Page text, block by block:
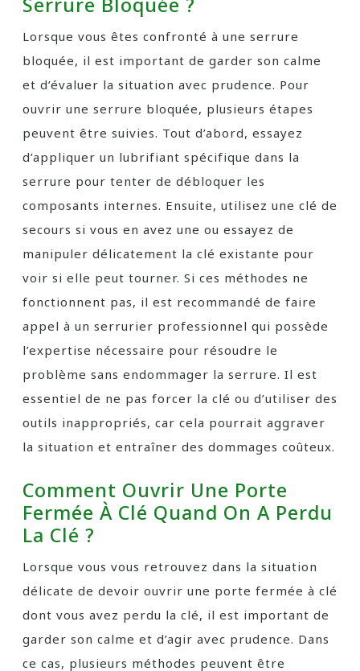
Lorsque vous êtes confronté à une serrure
bloquée, il est important de garder son calme
et d’évaluer la situation avec prudence. Pour
ouvrir une serrure bloquée, plusieurs étapes
peuvent être suivies. Tout d’abord, essayez
d’appliquer un lubrifiant spécifique dans la
serrure pour tenter de débloquer les
composants internes. Ensuite, utilisez une clé de
secours si vous en avez une ou essayez de
manipuler délicatement la clé existante pour
voir si elle peut tourner. Si ces méthodes ne
fonctionnent pas, il est recommandé de faire
appel à un serrurier professionnel qui possède
l’expertise nécessaire pour résoudre le
problème sans endommager la serrure. Il est
essentiel de ne pas forcer la clé ou d’utiliser des
outils inappropriés, car cela pourrait aggraver
la situation et entraîner des dommages coûteux.
Comment Ouvrir Une Porte
Fermée À Clé Quand On A Perdu
La Clé ?
Lorsque vous vous retrouvez dans la situation
délicate de devoir ouvrir une porte fermée à clé
dont vous avez perdu la clé, il est important de
garder son calme et d’agir avec prudence. Dans
ce cas, plusieurs méthodes peuvent être